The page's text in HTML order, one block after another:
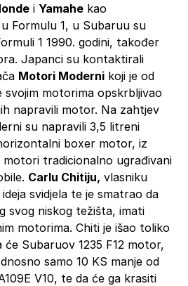
i Yamahe kao
Formulu 1, u Subaruu su
1 1990. godini, također
Japanci su kontaktirali
Motori Moderni koji je od
svojim motorima opskrbljivao
napravili motor. Na zahtjev
su napravili 3,5 litreni
boxer motor, iz
tradicionalno ugrađivani
Carlu Chitiju, vlasniku
svidjela te je smatrao da
svog niskog težišta, imati
motorima. Chiti je išao toliko
Subaruov 1235 F12 motor,
samo 10 KS manje od
V10, te da će ga krasiti